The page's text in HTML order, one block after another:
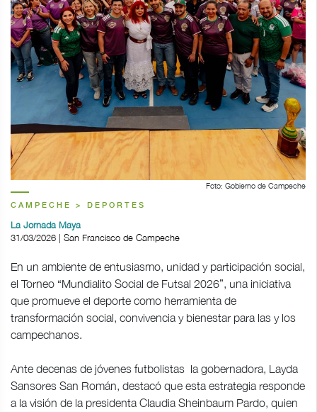
Foto: Gobierno de Campeche
CAMPECHE > DEPORTES
La Jornada Maya
31/03/2026 | San Francisco de Campeche
En un ambiente de entusiasmo, unidad y participación social,
el Torneo “Mundialito Social de Futsal 2026”, una iniciativa
que promueve el deporte como herramienta de
transformación social, convivencia y bienestar para las y los
campechanos.
Ante decenas de jóvenes futbolistas la gobernadora, Layda
Sansores San Román, destacó que esta estrategia responde
a la visión de la presidenta Claudia Sheinbaum Pardo, quien